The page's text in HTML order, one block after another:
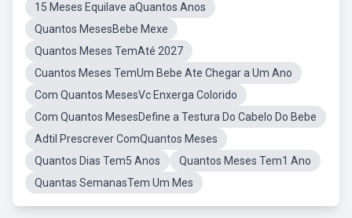
15 Meses Equilave aQuantos Anos
Quantos MesesBebe Mexe
Quantos Meses TemAté 2027
Cuantos Meses TemUm Bebe Ate Chegar a Um Ano
Com Quantos MesesVc Enxerga Colorido
Com Quantos MesesDefine a Testura Do Cabelo Do Bebe
Adtil Prescrever ComQuantos Meses
Quantos Dias Tem5 Anos
Quantos Meses Tem1 Ano
Quantas SemanasTem Um Mes